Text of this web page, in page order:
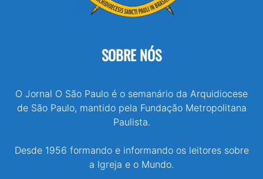
SOBRE NÓS
O Jornal O São Paulo é o semanário da Arquidiocese
de São Paulo, mantido pela Fundação Metropolitana
Paulista.
Desde 1956 formando e informando os leitores sobre
a Igreja e o Mundo.